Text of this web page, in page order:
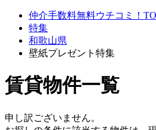
仲介手数料無料ウチコミ！
特集
和歌山県
壁紙プレゼント特集
賃貸物件一覧
申し訳ございません。